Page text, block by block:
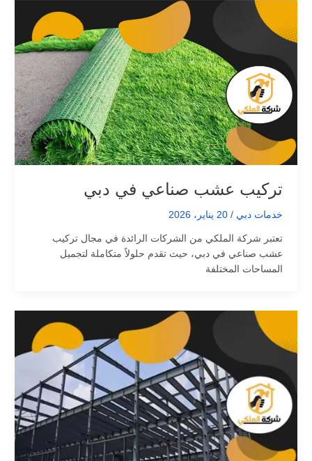
تركيب عشب صناعي في دبي
خدمات دبي / 20 يناير، 2026
تعتبر شركة الملكي من الشركات الرائدة في مجال تركيب
عشب صناعي في دبي، حيث تقدم حلولاً متكاملة لتجميل
المساحات المختلفة